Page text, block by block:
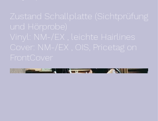
Zustand Schallplatte (Sichtprüfung
und Hörprobe)
Vinyl: NM-/EX , leichte Hairlines
Cover: NM-/EX , OIS, Pricetag on
FrontCover